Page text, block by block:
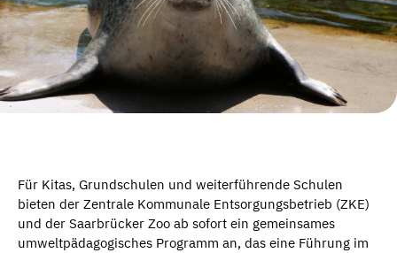
Für Kitas, Grundschulen und weiterführende Schulen
bieten der Zentrale Kommunale Entsorgungsbetrieb (ZKE)
und der Saarbrücker Zoo ab sofort ein gemeinsames
umweltpädagogisches Programm an, das eine Führung im